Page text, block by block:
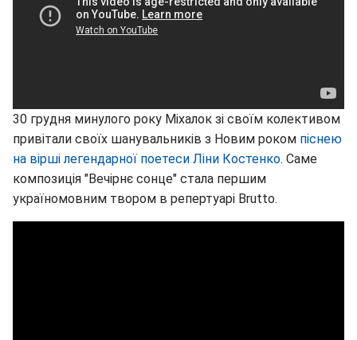
30 грудня минулого року Міхалок зі своїм колективом
привітали своїх шанувальників з Новим роком піснею
на вірші легендарної поетеси Ліни Костенко. Саме
композиція "Вечірнє сонце" стала першим
україномовним твором в репертуарі Brutto.